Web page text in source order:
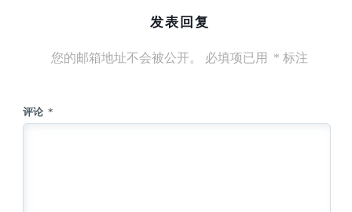
发表回复
您的邮箱地址不会被公开。 必填项已用 * 标注
评论 *